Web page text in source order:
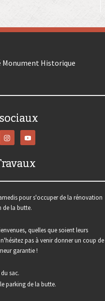
Monument Historique
pour s'occuper de la rénovation
de la butte.
quelles que soient leurs
pas à venir donner un coup de
garantie !
sac.
parking de la butte.